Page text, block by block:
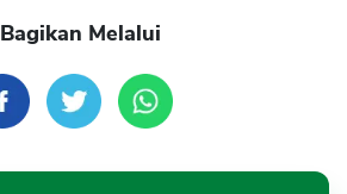
Bagikan Melalui